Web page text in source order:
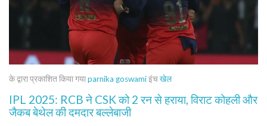
के द्वारा प्रकाशित किया गयाparnika goswamiइंचखेल
IPL 2025: RCB ने CSK को 2 रन से हराया, विराट कोहली और
जैकब बेथेल की दमदार बल्लेबाजी